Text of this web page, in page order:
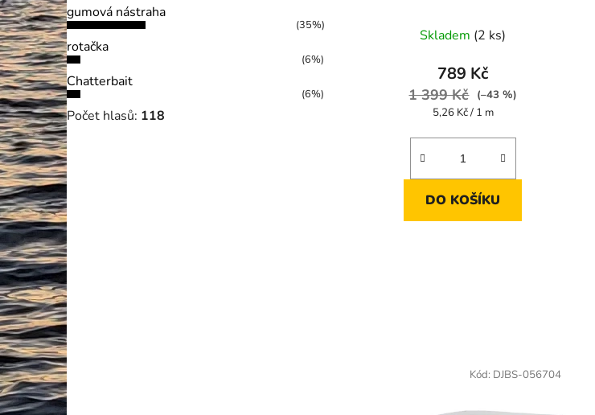
gumová nástraha
(35%)
rotačka
(6%)
Chatterbait
(6%)
Počet hlasů: 118
Skladem (2 ks)
789 Kč
1 399 Kč (–43 %)
Měrná
5,26 Kč / 1 m
DO KOŠÍKU
Kód: DJBS-056704